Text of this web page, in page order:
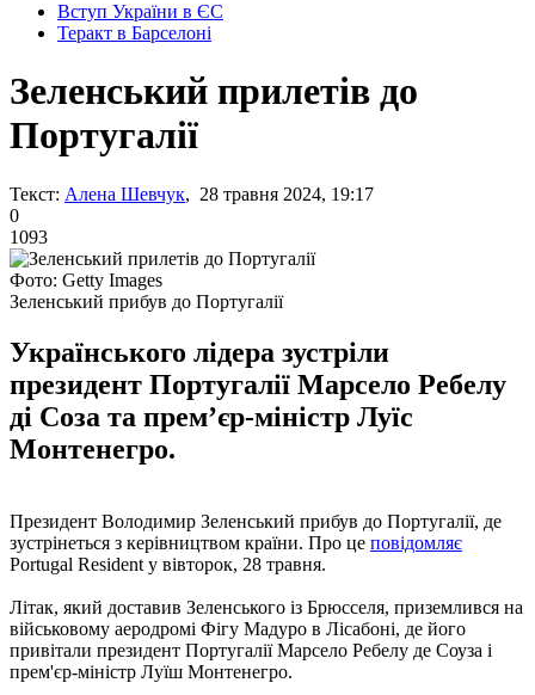
Вступ України в ЄС
Теракт в Барселоні
Зеленський прилетів до
Португалії
Текст: Алена Шевчук, 28 травня 2024, 19:17
0
1093
Фото: Getty Images
Зеленський прибув до Португалії
Українського лідера зустріли
президент Португалії Марсело Ребелу
ді Соза та прем’єр-міністр Луїс
Монтенегро.
Президент Володимир Зеленський прибув до Португалії, де
зустрінеться з керівництвом країни. Про це повідомляє
Portugal Resident у вівторок, 28 травня.
Літак, який доставив Зеленського із Брюсселя, приземлився на
військовому аеродромі Фігу Мадуро в Лісабоні, де його
привітали президент Португалії Марсело Ребелу де Соуза і
прем'єр-міністр Луїш Монтенегро.